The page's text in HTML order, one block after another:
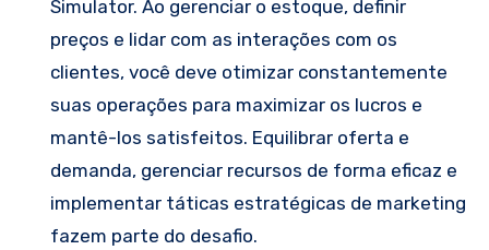
Simulator. Ao gerenciar o estoque, definir
preços e lidar com as interações com os
clientes, você deve otimizar constantemente
suas operações para maximizar os lucros e
mantê-los satisfeitos. Equilibrar oferta e
demanda, gerenciar recursos de forma eficaz e
implementar táticas estratégicas de marketing
fazem parte do desafio.